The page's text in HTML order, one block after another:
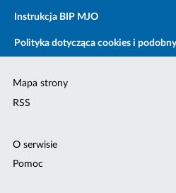
Instrukcja BIP MJO
Polityka dotycząca cookies i
Mapa strony
RSS
O serwisie
Pomoc